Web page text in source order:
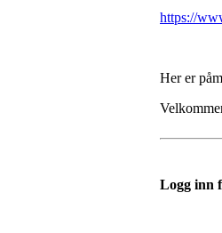
https://
Her er
Logg inn